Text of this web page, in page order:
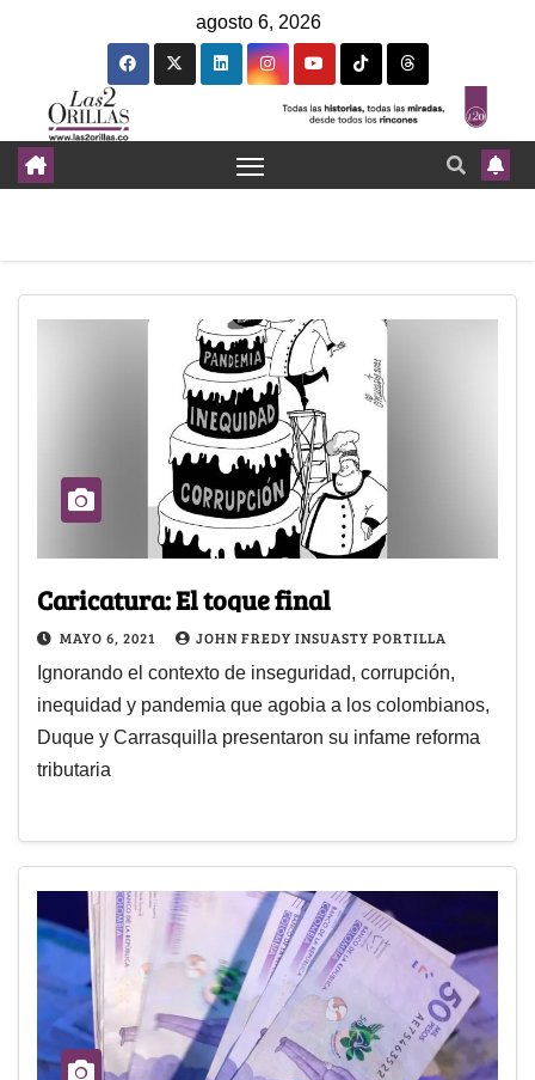
agosto 6, 2026
Caricatura: El toque final
MAYO 6, 2021 JOHN FREDY INSUASTY PORTILLA
Ignorando el contexto de inseguridad, corrupción,
inequidad y pandemia que agobia a los colombianos,
Duque y Carrasquilla presentaron su infame reforma
tributaria